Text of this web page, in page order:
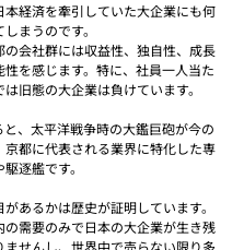
本経済を牽引していた大企業にも何
まうのです。
の会社群には収益性、独自性、成長
を感じます。特に、社員一人当た
旧態の大企業は負けています。
、太平洋戦争時の大鑑巨砲が今の
京都に代表される業界に特化した専
逐艦です。
あるかは歴史が証明しています。
の需要のみで日本の大企業が生き残
ませんし、世界中で売らない限り多